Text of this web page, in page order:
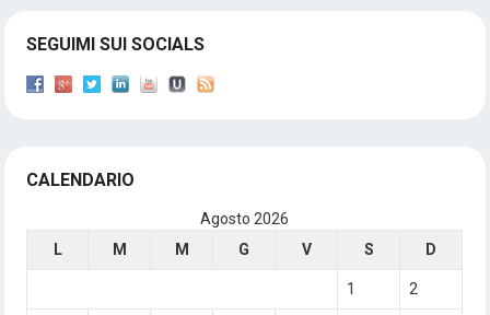
SEGUIMI SUI SOCIALS
CALENDARIO
Agosto 2026
L
M M G V S D
1 2